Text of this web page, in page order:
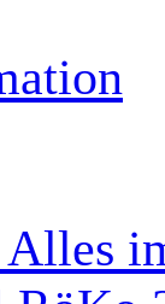
Alles